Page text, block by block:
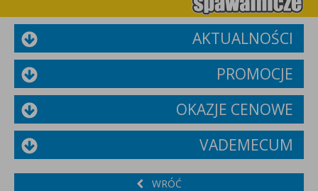
AKTUALNOŚCI
PROMOCJE
OKAZJE CENOWE
VADEMECUM
WRÓĆ